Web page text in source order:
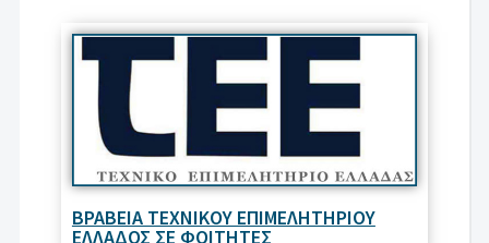
ΒΡΑΒΕΙΑ ΤΕΧΝΙΚΟΥ ΕΠΙΜΕΛΗΤΗΡΙΟΥ
ΕΛΛΑΔΟΣ ΣΕ ΦΟΙΤΗΤΕΣ